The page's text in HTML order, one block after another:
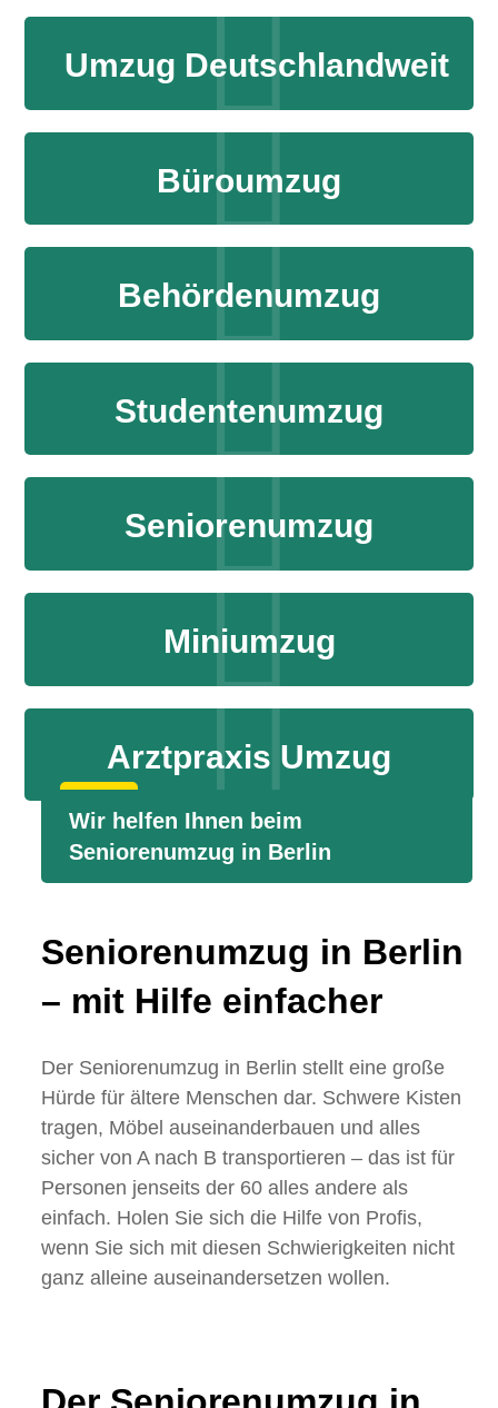
Umzug Deutschlandweit
Büroumzug
Behördenumzug
Studentenumzug
Seniorenumzug
Miniumzug
Arztpraxis Umzug
Wir helfen Ihnen beim
Seniorenumzug in Berlin
Seniorenumzug in Berlin
– mit Hilfe einfacher
Der Seniorenumzug in Berlin stellt eine große
Hürde für ältere Menschen dar. Schwere Kisten
tragen, Möbel auseinanderbauen und alles
sicher von A nach B transportieren – das ist für
Personen jenseits der 60 alles andere als
einfach. Holen Sie sich die Hilfe von Profis,
wenn Sie sich mit diesen Schwierigkeiten nicht
ganz alleine auseinandersetzen wollen.